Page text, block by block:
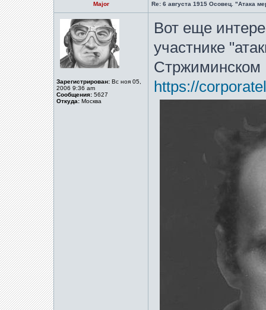
Major Re: 6 августа 1915 Осовец. "Атака
Зарегистрирован: Вс ноя 05,
2006 9:36 am
Сообщения: 5627
Откуда: Москва
Вот еще
участнике
Стржиминском
https://